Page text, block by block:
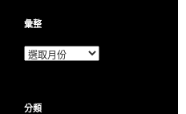
彙整
彙
分類